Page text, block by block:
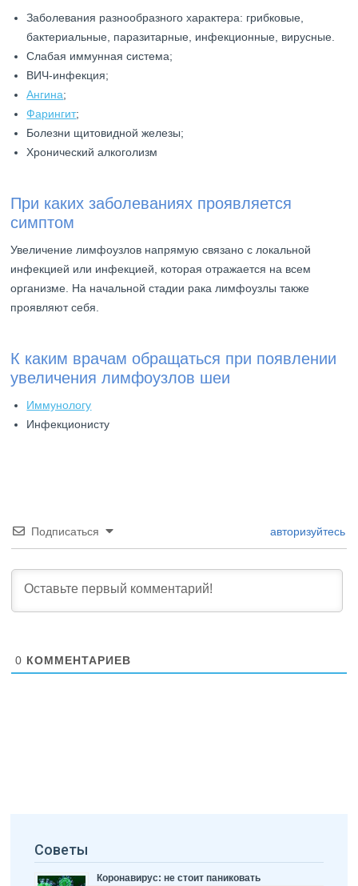
Заболевания разнообразного характера: грибковые,
бактериальные, паразитарные, инфекционные, вирусные.
Слабая иммунная система;
ВИЧ-инфекция;
Ангина;
Фарингит;
Болезни щитовидной железы;
Хронический алкоголизм
При каких заболеваниях проявляется
симптом
Увеличение лимфоузлов напрямую связано с локальной
инфекцией или инфекцией, которая отражается на всем
организме. На начальной стадии рака лимфоузлы также
проявляют себя.
К каким врачам обращаться при появлении
увеличения лимфоузлов шеи
Иммунологу
Инфекционисту
Подписаться авторизуйтесь
0 КОММЕНТАРИЕВ
Советы
Коронавирус: не стоит паниковать